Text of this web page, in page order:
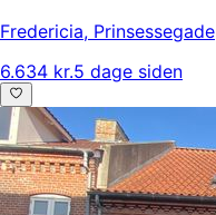
Fredericia, Prinsessegade
6.634 kr.5 dage siden